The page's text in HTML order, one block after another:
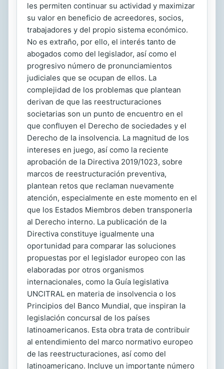
les permiten continuar su actividad y maximizar
su valor en beneficio de acreedores, socios,
trabajadores y del propio sistema económico.
No es extraño, por ello, el interés tanto de
abogados como del legislador, así como el
progresivo número de pronunciamientos
judiciales que se ocupan de ellos. La
complejidad de los problemas que plantean
derivan de que las reestructuraciones
societarias son un punto de encuentro en el
que confluyen el Derecho de sociedades y el
Derecho de la insolvencia. La magnitud de los
intereses en juego, así como la reciente
aprobación de la Directiva 2019/1023, sobre
marcos de reestructuración preventiva,
plantean retos que reclaman nuevamente
atención, especialmente en este momento en el
que los Estados Miembros deben transponerla
al Derecho interno. La publicación de la
Directiva constituye igualmente una
oportunidad para comparar las soluciones
propuestas por el legislador europeo con las
elaboradas por otros organismos
internacionales, como la Guía legislativa
UNCITRAL en materia de insolvencia o los
Principios del Banco Mundial, que inspiran la
legislación concursal de los países
latinoamericanos. Esta obra trata de contribuir
al entendimiento del marco normativo europeo
de las reestructuraciones, así como del
latinoamericano. Incluye un importante número